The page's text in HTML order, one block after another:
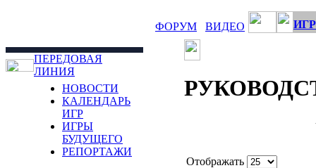
ФОРУМ ВИДЕО
ПЕРЕДОВАЯ
ЛИНИЯ
НОВОСТИ
КАЛЕНДАРЬ
ИГР
ИГРЫ
БУДУЩЕГО
РЕПОРТАЖИ
Отображать